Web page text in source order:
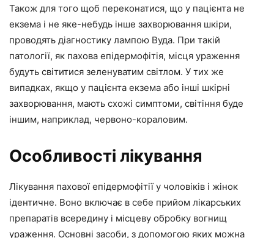
Також для того щоб переконатися, що у пацієнта не
екзема і не яке-небудь інше захворювання шкіри,
проводять діагностику лампою Вуда. При такій
патології, як пахова епідермофітія, місця ураження
будуть світитися зеленуватим світлом. У тих же
випадках, якщо у пацієнта екзема або інші шкірні
захворювання, мають схожі симптоми, світіння буде
іншим, наприклад, червоно-кораловим.
Особливості лікування
Лікування пахової епідермофітії у чоловіків і жінок
ідентичне. Воно включає в себе прийом лікарських
препаратів всередину і місцеву обробку вогнищ
ураження. Основні засоби, з допомогою яких можна